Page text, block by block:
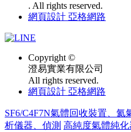
. All rights reserved.
網頁設計 亞格網路
Copyright ©
澄易實業有限公司
All rights reserved.
網頁設計 亞格網路
SF6/C4F7N氣體回收裝置、
析儀器、偵測 高純度氣體純化